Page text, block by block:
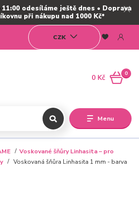
odesíláme ještě dnes • Doprava
při nákupu nad 1000 Kč*
Menu
CZK
0
0 Kč
Voskované šňůry Linhasita – pro
Voskovaná šňůra Linhasita 1 mm - barva